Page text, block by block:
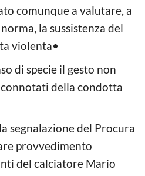
comunque a valutare, a
la sussistenza del
violenta•
di specie il gesto non
della condotta
segnalazione del Procura
provvedimento
del calciatore Mario